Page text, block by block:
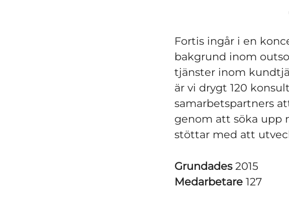
Fortis ingår i en
bakgrund inom
tjänster inom
är vi drygt 120
samarbetspartners
genom att söka upp
stöttar med att
Grundades 2015
Medarbetare 127